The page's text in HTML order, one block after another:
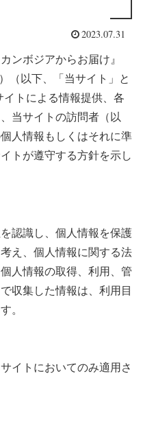
2023.07.31
ンボジアからお届け』
（以下、「当サイト」と
イトによる情報提供、各
当サイトの訪問者（以
人情報もしくはそれに準
トが遵守する方針を示し
認識し、個人情報を保護
え、個人情報に関する法
人情報の取得、利用、管
収集した情報は、利用目
。
イトにおいてのみ適用さ